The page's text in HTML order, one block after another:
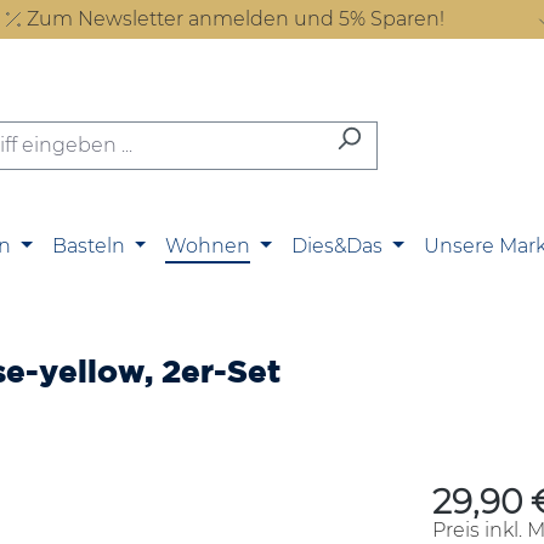
Zum Newsletter anmelden und 5% Sparen!
Basteln Wohnen Dies&Das Unsere
yellow, 2er-Set
Regulärer
29,90
Preis inkl.